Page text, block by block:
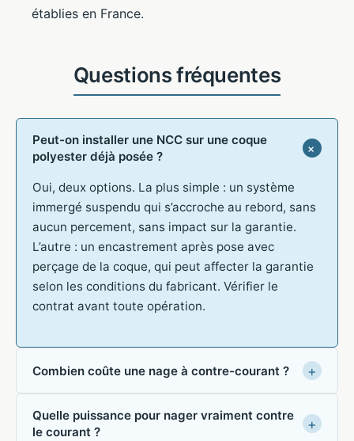
établies en France.
Peut-on installer une NCC sur une coque
polyester déjà posée ?
Oui, deux options. La plus simple : un système
immergé suspendu qui s’accroche au rebord, sans
aucun percement, sans impact sur la garantie.
L’autre : un encastrement après pose avec
perçage de la coque, qui peut affecter la garantie
selon les conditions du fabricant. Vérifier le
contrat avant toute opération.
Combien coûte une nage à contre-courant ?
Quelle puissance pour nager vraiment contre
le courant ?